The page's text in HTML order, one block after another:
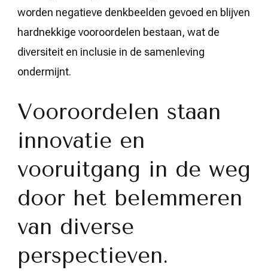
worden negatieve denkbeelden gevoed en blijven
hardnekkige vooroordelen bestaan, wat de
diversiteit en inclusie in de samenleving
ondermijnt.
Vooroordelen staan
innovatie en
vooruitgang in de weg
door het belemmeren
van diverse
perspectieven.